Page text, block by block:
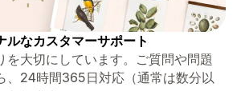
ルなカスタマーサポート
を大切にしています。ご質問や問題
、24時間365日対応（通常は数分以